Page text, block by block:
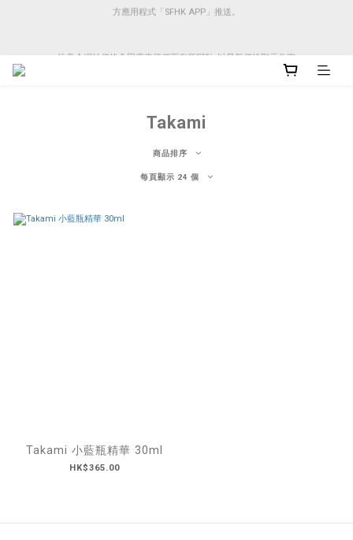
順豐香港將於4月14日起減少SMS短訊發送, 所有快件自取訊息通知將全部改為透過官
方應用程式「SFHK APP」推送。
Takami
商品排序
每頁顯示 24 個
Takami 小藍瓶精華 30ml
HK$365.00